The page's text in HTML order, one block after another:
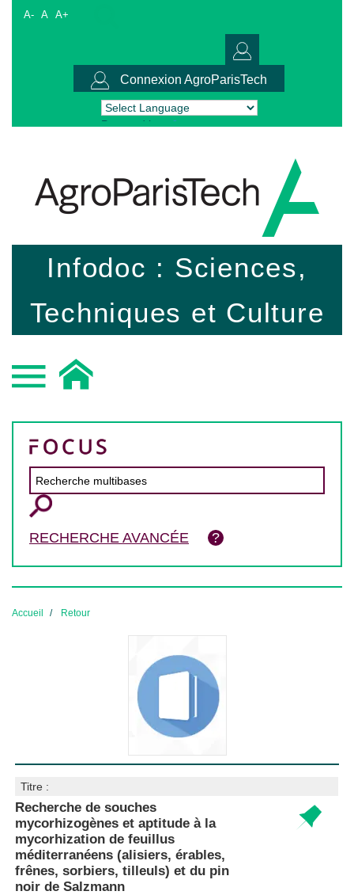
A- A A+
Connexion AgroParisTech
Powered by Translate
Infodoc : Sciences,
Techniques et Culture
RECHERCHE AVANCÉE
Accueil Retour
Titre :
Recherche de souches
mycorhizogènes et aptitude à la
mycorhization de feuillus
méditerranéens (alisiers, érables,
frênes, sorbiers, tilleuls) et du pin
noir de Salzmann